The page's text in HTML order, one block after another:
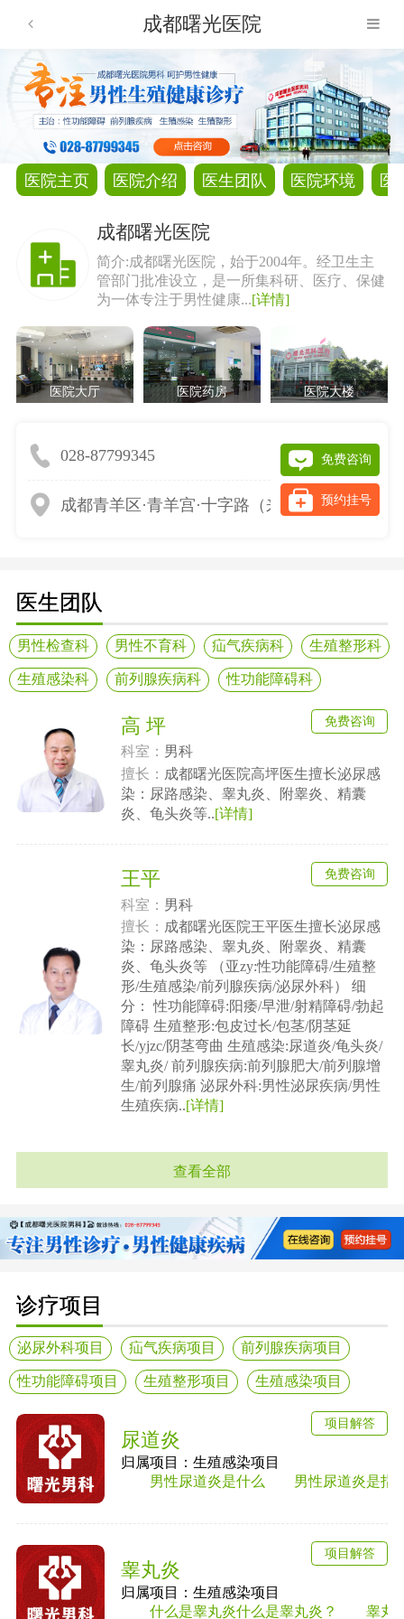
成都曙光医院
医院主页 医院介绍 医生团队 医院环境 医
成都曙光医院
简介:成都曙光医院，始于2004年。经卫生主
管部门批准设立，是一所集科研、医疗、保健
为一体专注于男性健康...[详情]
医院大厅 医院药房 医院大楼
028-87799345
成都青羊区·青羊宫·十字路（来院请提前网上预
免费咨询
预约挂号
医生团队
男性检查科 男性不育科 疝气疾病科 生殖整形科
生殖感染科 前列腺疾病科 性功能障碍科
高 坪
科室： 男科
擅长： 成都曙光医院高坪医生擅长泌尿感
染：尿路感染、睾丸炎、附睾炎、精囊
炎、龟头炎等..[详情]
免费咨询
王平
科室： 男科
擅长： 成都曙光医院王平医生擅长泌尿感
染：尿路感染、睾丸炎、附睾炎、精囊
炎、龟头炎等 （亚zy:性功能障碍/生殖整
形/生殖感染/前列腺疾病/泌尿外科） 细
分： 性功能障碍:阳痿/早泄/射精障碍/勃起
障碍 生殖整形:包皮过长/包茎/阴茎延
长/yjzc/阴茎弯曲 生殖感染:尿道炎/龟头炎/
睾丸炎/ 前列腺疾病:前列腺肥大/前列腺增
生/前列腺痛 泌尿外科:男性泌尿疾病/男性
生殖疾病..[详情]
免费咨询
查看全部
诊疗项目
泌尿外科项目 疝气疾病项目 前列腺疾病项目
性功能障碍项目 生殖整形项目 生殖感染项目
尿道炎
归属项目：生殖感染项目
男性尿道炎是什么 男性尿道炎是指尿
项目解答
睾丸炎
归属项目：生殖感染项目
什么是睾丸炎什么是睾丸炎？ 睾丸炎
项目解答